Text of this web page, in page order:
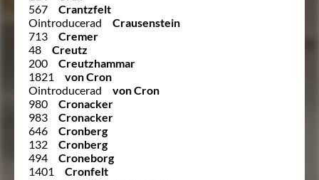
567
Crantzfelt
Ointroducerad
Crausenstein
713
Cremer
48
Creutz
200
Creutzhammar
1821
von Cron
Ointroducerad
von Cron
980
Cronacker
983
Cronacker
646
Cronberg
132
Cronberg
494
Croneborg
1401
Cronfelt